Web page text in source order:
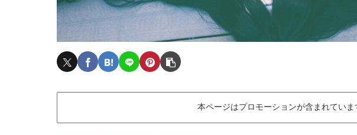
本ページはプロモーションが含まれていま